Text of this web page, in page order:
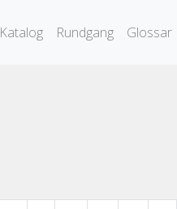
Katalog Rundgang Glossar